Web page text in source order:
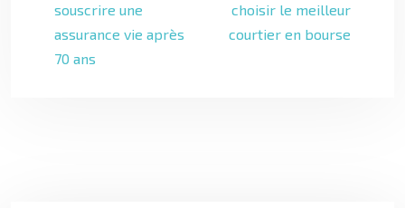
souscrire une
assurance vie après
70 ans
choisir le meilleur
courtier en bourse